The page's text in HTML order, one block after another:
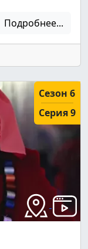
Подробнее...
Сезон 6
Серия 9